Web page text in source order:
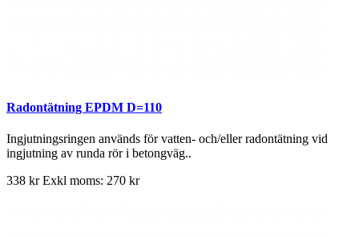
Radontätning EPDM D=110
Ingjutningsringen används för vatten- och/eller radontätning vid
ingjutning av runda rör i betongväg..
338 krExkl moms: 270 kr